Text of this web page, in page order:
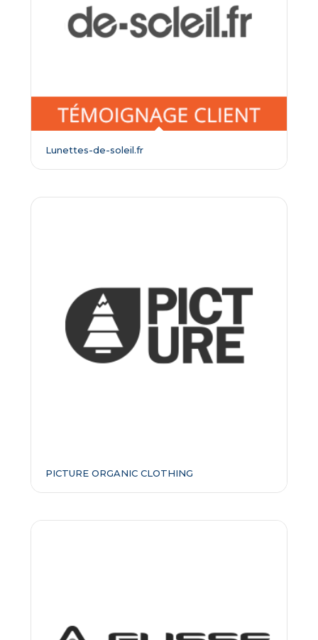
Lunettes-de-soleil.fr
PICTURE ORGANIC CLOTHING